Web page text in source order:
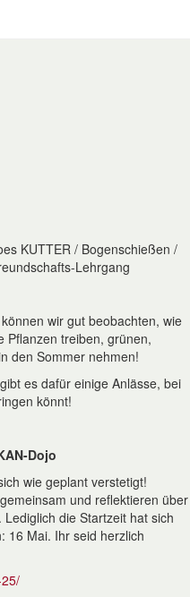
KUTTER / Bogenschießen /
Lehrgang
wir gut beobachten, wie
Pflanzen treiben, grünen,
den Sommer nehmen!
es dafür einige Anlässe, bei
könnt!
Dojo
wie geplant verstetigt!
und reflektieren über
die Startzeit hat sich
16 Mai. Ihr seid herzlich